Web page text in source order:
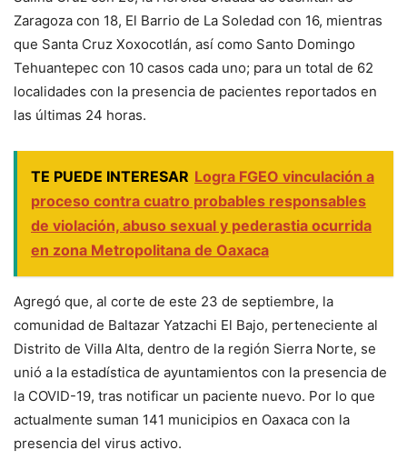
Zaragoza con 18, El Barrio de La Soledad con 16, mientras
que Santa Cruz Xoxocotlán, así como Santo Domingo
Tehuantepec con 10 casos cada uno; para un total de 62
localidades con la presencia de pacientes reportados en
las últimas 24 horas.
TE PUEDE INTERESAR Logra FGEO vinculación a
proceso contra cuatro probables responsables
de violación, abuso sexual y pederastia ocurrida
en zona Metropolitana de Oaxaca
Agregó que, al corte de este 23 de septiembre, la
comunidad de Baltazar Yatzachi El Bajo, perteneciente al
Distrito de Villa Alta, dentro de la región Sierra Norte, se
unió a la estadística de ayuntamientos con la presencia de
la COVID-19, tras notificar un paciente nuevo. Por lo que
actualmente suman 141 municipios en Oaxaca con la
presencia del virus activo.